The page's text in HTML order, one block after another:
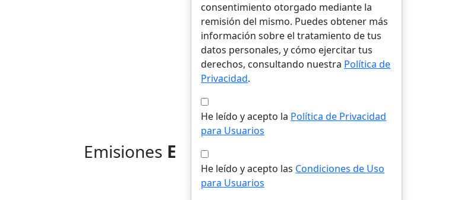
Emisiones E
consentimiento otorgado mediante la
remisión del mismo. Puedes obtener más
información sobre el tratamiento de tus
datos personales, y cómo ejercitar tus
derechos, consultando nuestra Política de
Privacidad.
He leído y acepto la Política de Privacidad
para Usuarios
He leído y acepto las Condiciones de Uso
para Usuarios